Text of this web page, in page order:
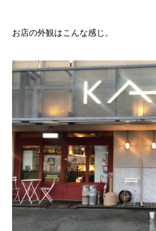
お店の外観はこんな感じ。